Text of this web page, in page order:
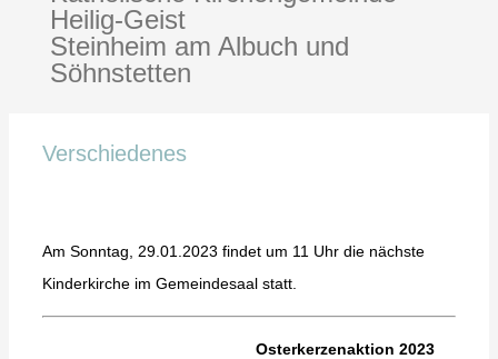
Heilig-Geist
Steinheim am Albuch und
Söhnstetten
Verschiedenes
Am Sonntag, 29.01.2023 findet um 11 Uhr die nächste
Kinderkirche im Gemeindesaal statt.
Osterkerzenaktion 2023